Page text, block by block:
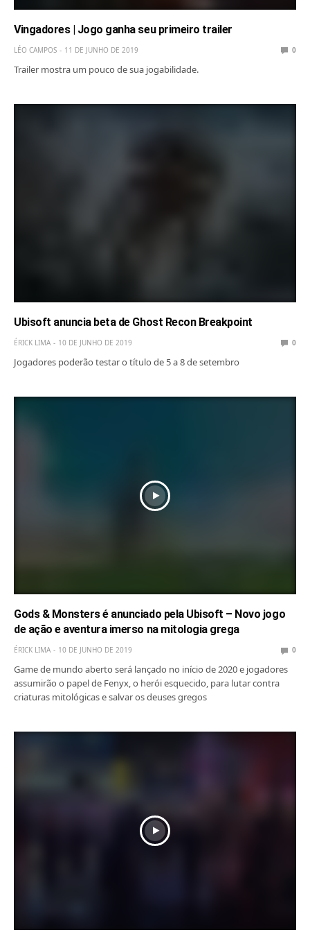
Vingadores | Jogo ganha seu primeiro trailer
LÉO CAMPOS 11 DE JUNHO DE 2019 0
Trailer mostra um pouco de sua jogabilidade.
Ubisoft anuncia beta de Ghost Recon Breakpoint
ÉRICK LIMA 10 DE JUNHO DE 2019 0
Jogadores poderão testar o título de 5 a 8 de setembro
Gods & Monsters é anunciado pela Ubisoft – Novo jogo
de ação e aventura imerso na mitologia grega
ÉRICK LIMA 10 DE JUNHO DE 2019 0
Game de mundo aberto será lançado no início de 2020 e jogadores
assumirão o papel de Fenyx, o herói esquecido, para lutar contra
criaturas mitológicas e salvar os deuses gregos